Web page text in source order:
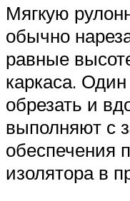
Мягкую
обычно
равные
каркаса.
обрезать и
выполняют с
обеспечения
изолятора в